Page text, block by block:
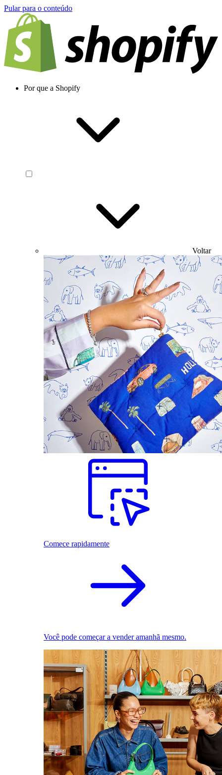
Pular para o conteúdo
Por que a Shopify
Voltar
Comece rapidamente
Você pode começar a vender amanhã mesmo.